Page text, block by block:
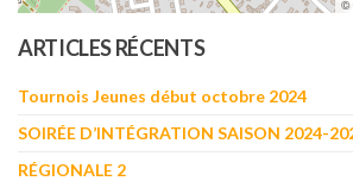
©
ARTICLES RÉCENTS
Tournois Jeunes début octobre 2024
SOIRÉE D’INTÉGRATION SAISON 2024-
RÉGIONALE 2